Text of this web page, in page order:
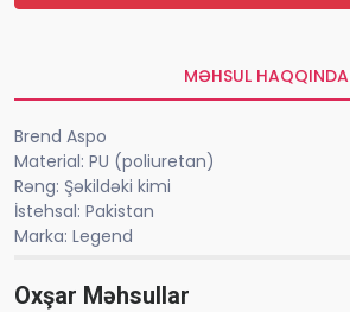
MƏHSUL HAQQINDA
Brend Aspo
Material: PU (poliuretan)
Rəng: Şəkildəki kimi
İstehsal: Pakistan
Marka: Legend
Oxşar Məhsullar